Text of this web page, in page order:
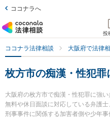
ココナラへ
投
ココナラ法律相談 大阪府で法律
枚方市の痴漢・性犯罪
大阪府の枚方市で痴漢・性犯罪に強
無料や休日面談に対応している弁護
刑事事件に関係する加害者側や少年